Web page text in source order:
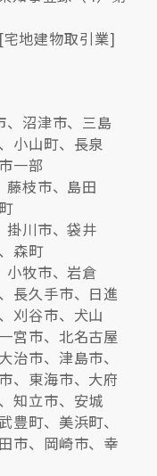
地建物取引業]
、沼津市、三島
小山町、長泉
一部
枝市、島田
掛川市、袋井
森町
小牧市、岩倉
長久手市、日進
刈谷市、犬山
宮市、北名古屋
治市、津島市、
、東海市、大府
知立市、安城
豊町、美浜町、
市、岡崎市、幸